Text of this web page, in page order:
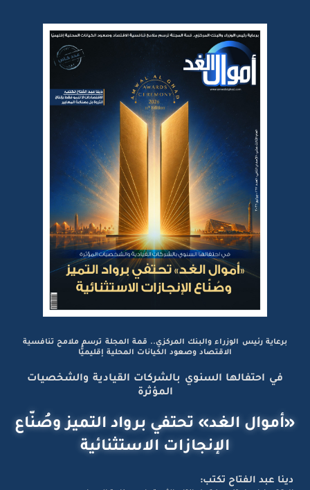
برعاية رئيس الوزراء والبنك المركزي.. قمة المجلة ترسم ملامح تنافسية
الاقتصاد وصعود الكيانات المحلية إقليميًّا
في احتفالها السنوي بالشركات القيادية والشخصيات
المؤثرة
«أموال الغد» تحتفي برواد التميز وصُنّاع
الإنجازات الاستثنائية